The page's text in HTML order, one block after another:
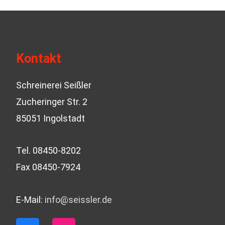
Kontakt
Schreinerei Seißler
Zucheringer Str. 2
85051 Ingolstadt
Tel. 08450-8202
Fax 08450-7924
E-Mail: info@seissler.de